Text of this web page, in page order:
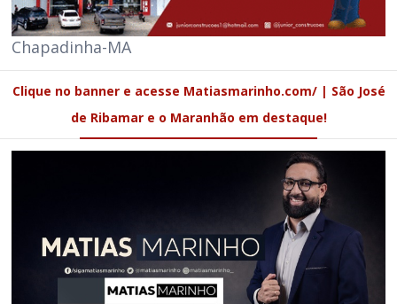
Chapadinha-MA
Clique no banner e acesse Matiasmarinho.com/ | São José
de Ribamar e o Maranhão em destaque!